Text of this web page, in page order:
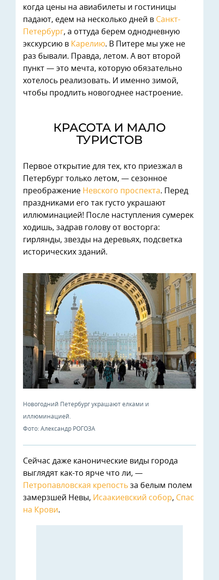
когда цены на авиабилеты и гостиницы
падают, едем на несколько дней в Санкт-
Петербург, а оттуда берем однодневную
экскурсию в Карелию. В Питере мы уже не
раз бывали. Правда, летом. А вот второй
пункт — это мечта, которую обязательно
хотелось реализовать. И именно зимой,
чтобы продлить новогоднее настроение.
КРАСОТА И МАЛО
ТУРИСТОВ
Первое открытие для тех, кто приезжал в
Петербург только летом, — сезонное
преображение Невского проспекта. Перед
праздниками его так густо украшают
иллюминацией! После наступления сумерек
ходишь, задрав голову от восторга:
гирлянды, звезды на деревьях, подсветка
исторических зданий.
Новогодний Петербург украшают елками и
иллюминацией.
Фото: Александр РОГОЗА
Сейчас даже канонические виды города
выглядят как-то ярче что ли, —
Петропавловская крепость за белым полем
замерзшей Невы, Исаакиевский собор, Спас
на Крови.